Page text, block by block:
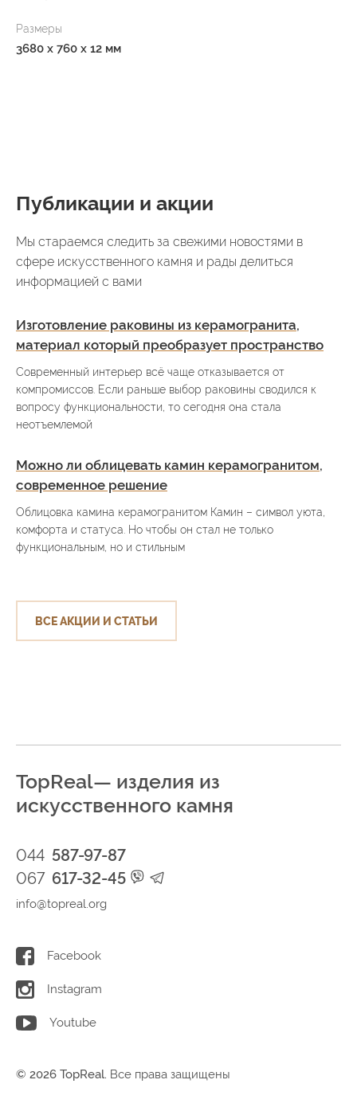
Размеры
3680 х 760 х 12 мм
Публикации и акции
Мы стараемся следить за свежими новостями в
сфере искусственного камня и рады делиться
информацией с вами
Изготовление раковины из керамогранита,
материал который преобразует пространство
Современный интерьер всё чаще отказывается от
компромиссов. Если раньше выбор раковины сводился к
вопросу функциональности, то сегодня она стала
неотъемлемой
Можно ли облицевать камин керамогранитом,
современное решение
Облицовка камина керамогранитом Камин – символ уюта,
комфорта и статуса. Но чтобы он стал не только
функциональным, но и стильным
ВСЕ АКЦИИ И СТАТЬИ
TopReal— изделия из
искусственного камня
044 587-97-87
067 617-32-45
info@topreal.org
Facebook
Instagram
Youtube
© 2026 TopReal. Все права защищены